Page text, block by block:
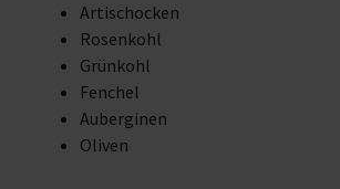
Artischocken
Rosenkohl
Grünkohl
Fenchel
Auberginen
Oliven